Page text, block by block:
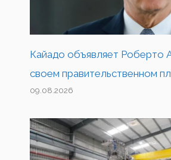
Кайадо объявляет Роберто
своем правительственном
09.08.2026